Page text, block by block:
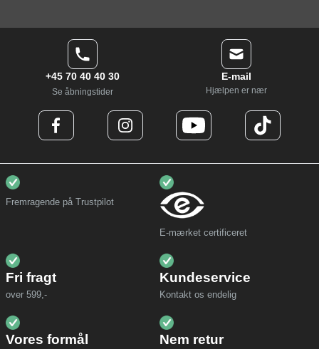
+45 70 40 40 30
Se åbningstider
E-mail
Hjælpen er nær
Fremragende på Trustpilot
E-mærket certificeret
Fri fragt
over 599,-
Kundeservice
Kontakt os endelig
Vores formål Nem retur